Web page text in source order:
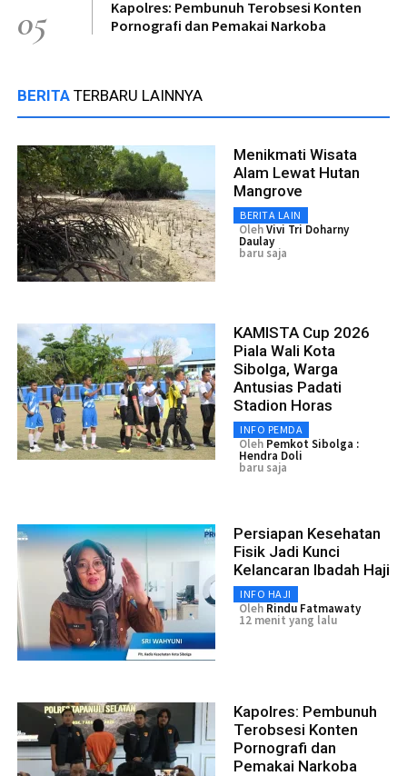
05
Kapolres: Pembunuh Terobsesi Konten
Pornografi dan Pemakai Narkoba
BERITA TERBARU LAINNYA
Menikmati Wisata
Alam Lewat Hutan
Mangrove
BERITA LAIN
OlehVivi Tri Doharny
Daulay
baru saja
KAMISTA Cup 2026
Piala Wali Kota
Sibolga, Warga
Antusias Padati
Stadion Horas
INFO PEMDA
Oleh Pemkot Sibolga :
Hendra Doli
baru saja
Persiapan Kesehatan
Fisik Jadi Kunci
Kelancaran Ibadah Haji
INFO HAJI
Oleh Rindu Fatmawaty
12 menit yang lalu
Kapolres: Pembunuh
Terobsesi Konten
Pornografi dan
Pemakai Narkoba